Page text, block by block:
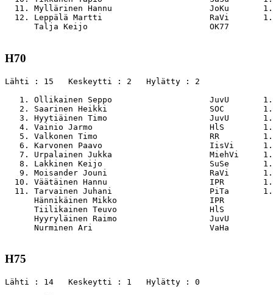
11. Myllärinen Hannu                    JoKu
12. Leppälä Martti                      RaVi
Talja Keijo                         OK77
H70
Lähti : 15   Keskeytti : 2   Hylätty : 2
1. Ollikainen Seppo
2. Saarinen Heikki                     SOC
3. Hyytiäinen Timo                     JuvU
4. Vainio Jarmo                        HlS
5. Valkonen Timo                       RR
6. Karvonen Paavo                      IisVi
7. Urpalainen Jukka                    MiehVi
8. Lakkinen Keijo                      SuSe
9. Moisander Jouni                     RaVi
10. Väätäinen Hannu                     IPR
11. Tarvainen Juhani                    PiTa
Hännikäinen Mikko                   IPR
Tiilikainen Teuvo                   HlS
Hyyryläinen Raimo                   JuvU
Nurminen Ari                        VaHa
H75
Lähti : 14   Keskeytti : 1   Hylätty : 0